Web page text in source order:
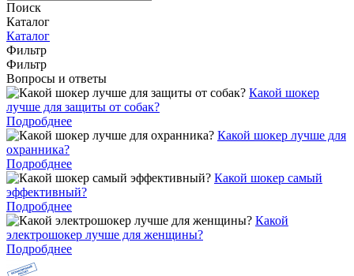
Поиск
Каталог
Каталог
Фильтр
Фильтр
Вопросы и ответы
Какой шокер
лучше для защиты от собак?
Подробднее
Какой шокер лучше для
охранника?
Подробднее
Какой шокер самый
эффективный?
Подробднее
Какой
электрошокер лучше для женщины?
Подробднее